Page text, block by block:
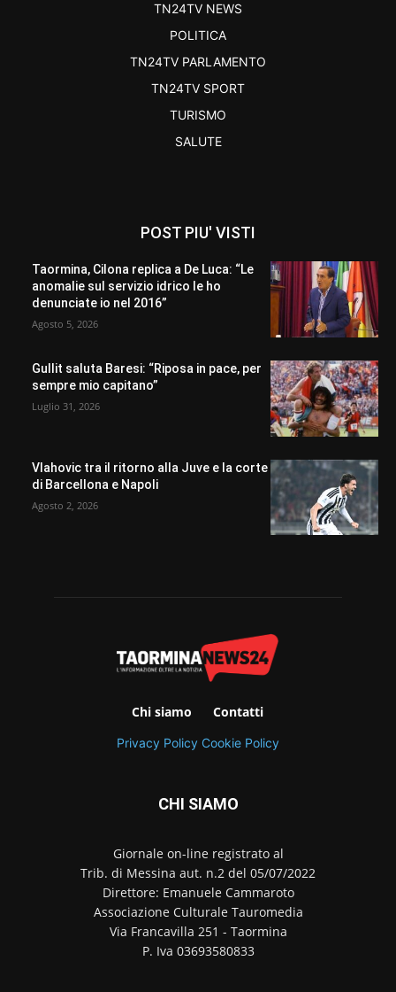
TN24TV NEWS
POLITICA
TN24TV PARLAMENTO
TN24TV SPORT
TURISMO
SALUTE
POST PIU' VISTI
Taormina, Cilona replica a De Luca: “Le
anomalie sul servizio idrico le ho
denunciate io nel 2016”
Agosto 5, 2026
Gullit saluta Baresi: “Riposa in pace, per
sempre mio capitano”
Luglio 31, 2026
Vlahovic tra il ritorno alla Juve e la corte
di Barcellona e Napoli
Agosto 2, 2026
Chi siamo Contatti
Privacy Policy Cookie Policy
CHI SIAMO
Giornale on-line registrato al
Trib. di Messina aut. n.2 del 05/07/2022
Direttore: Emanuele Cammaroto
Associazione Culturale Tauromedia
Via Francavilla 251 - Taormina
P. Iva 03693580833